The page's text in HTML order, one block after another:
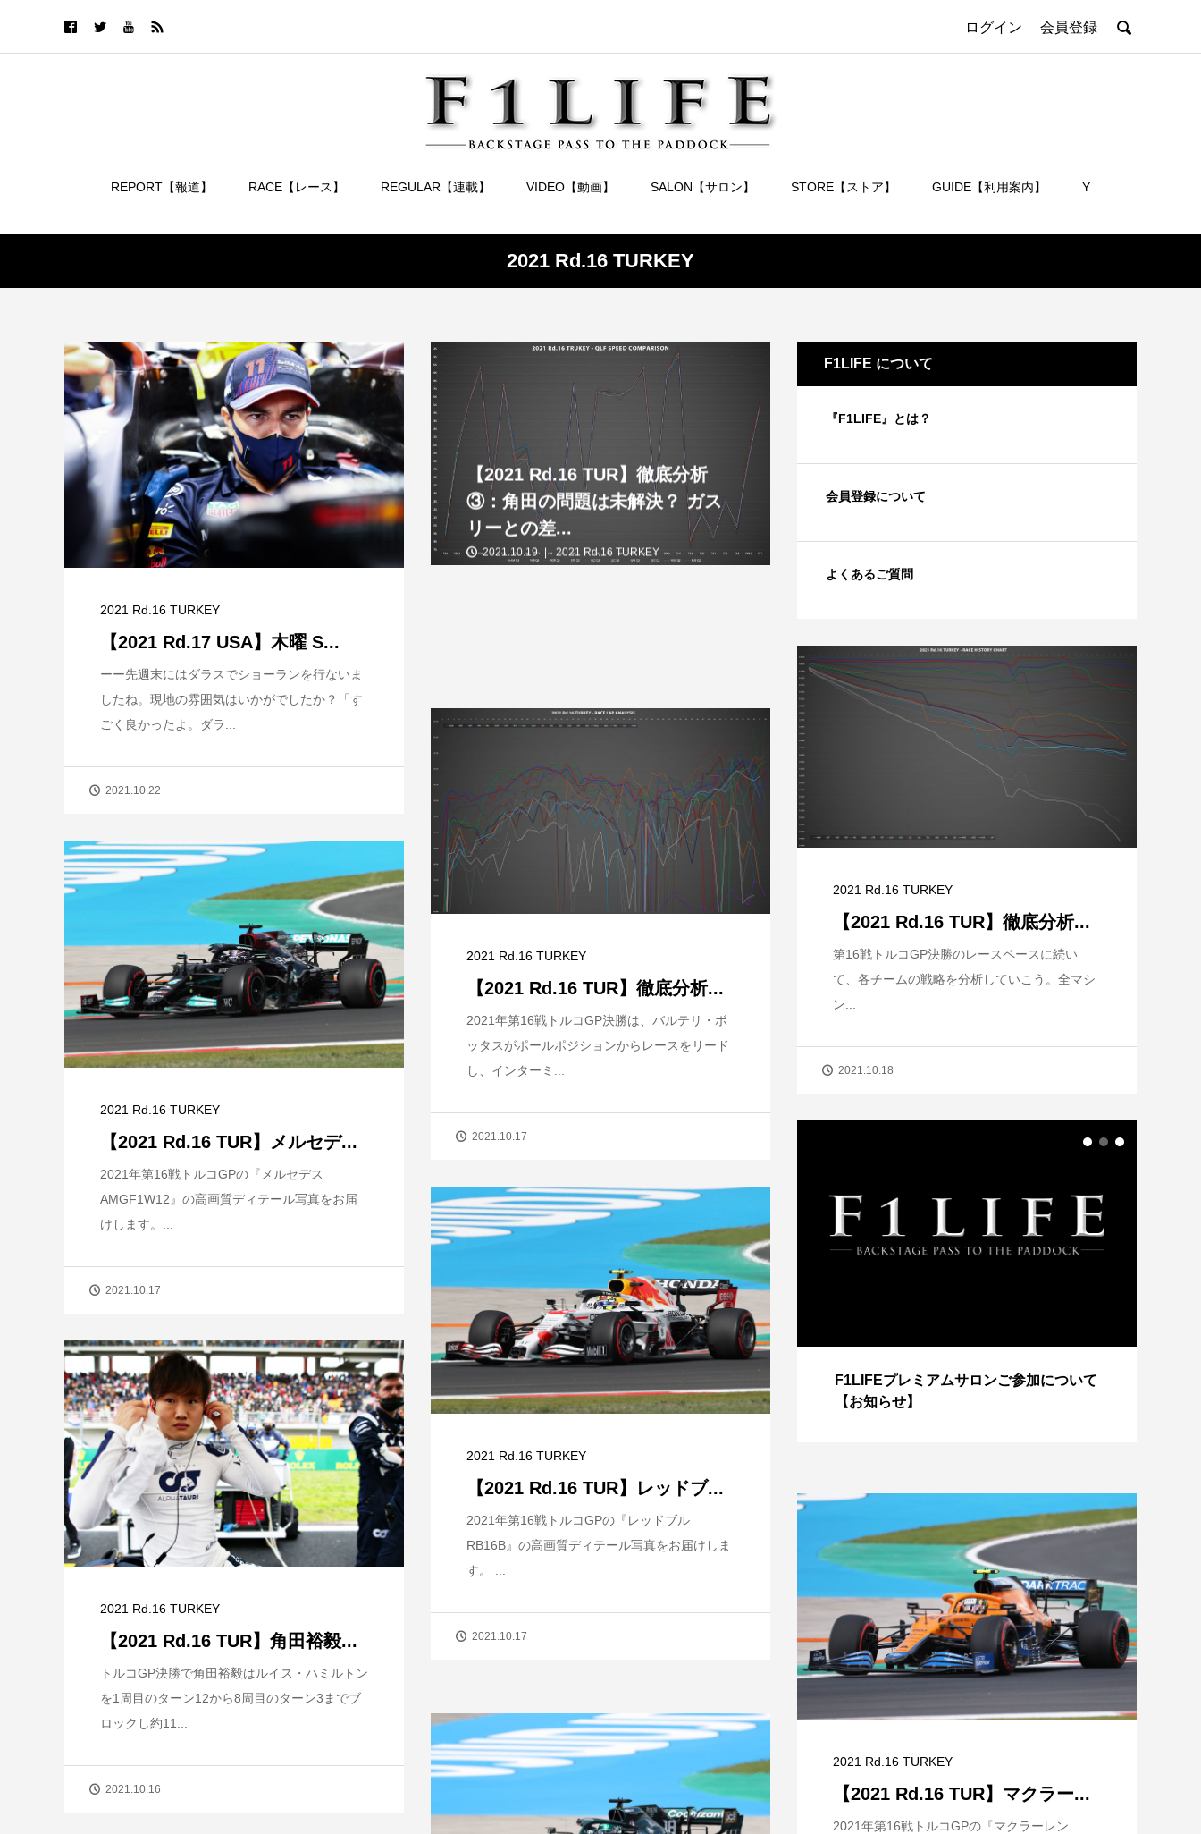
ログイン 会員登録 
REPORT【報道】 RACE【レース】 REGULAR【連載】 VIDEO【動画】 SALON【サロン】 STORE【ストア】 GUIDE【利用案内】 Y
2021 Rd.16 TURKEY
2021 Rd.16 TURKEY
【2021 Rd.17 USA】木曜 S...
ーー先週末にはダラスでショーランを行ないま
したね。現地の雰囲気はいかがでしたか？「す
ごく良かったよ。ダラ...
2021.10.22
【2021 Rd.16 TUR】徹底分析
③：角田の問題は未解決？ ガス
リーとの差...
2021.10.19 2021 Rd.16 TURKEY
F1LIFE について
『F1LIFE』とは？
会員登録について
よくあるご質問
2021 Rd.16 TURKEY
【2021 Rd.16 TUR】徹底分析...
第16戦トルコGP決勝のレースペースに続い
て、各チームの戦略を分析していこう。全マシ
ン...
2021.10.18
2021 Rd.16 TURKEY
【2021 Rd.16 TUR】徹底分析...
2021年第16戦トルコGP決勝は、バルテリ・ボ
ッタスがポールポジションからレースをリード
し、インターミ...
2021.10.17
2021 Rd.16 TURKEY
【2021 Rd.16 TUR】メルセデ...
2021年第16戦トルコGPの『メルセデス
AMGF1W12』の高画質ディテール写真をお届
けします。...
2021.10.17
【短期集中連載】ホンダ第4期、苦境と
成功のターニングポイント
【特別記事】レーシングブルズ、
F1LIFEプレミアムサロンご参加について
【お知らせ】
2021 Rd.16 TURKEY
【2021 Rd.16 TUR】レッドブ...
2021年第16戦トルコGPの『レッドブル
RB16B』の高画質ディテール写真をお届けしま
す。 ...
2021.10.17
2021 Rd.16 TURKEY
【2021 Rd.16 TUR】角田裕毅...
トルコGP決勝で角田裕毅はルイス・ハミルトン
を1周目のターン12から8周目のターン3までブ
ロックし約11...
2021.10.16
2021 Rd.16 TURKEY
【2021 Rd.16 TUR】マクラー...
2021年第16戦トルコGPの『マクラーレン